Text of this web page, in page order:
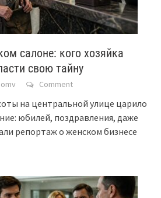
салоне: кого хозяйка
свою тайну
Comment
на центральной улице царило
юбилей, поздравления, даже
репортаж о женском бизнесе